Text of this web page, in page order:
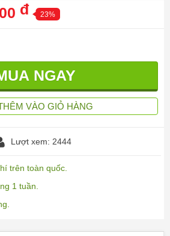
đ 23%
VÀO GIỎ HÀNG
Lượt xem: 2444
trên toàn quốc.
1 tuần.